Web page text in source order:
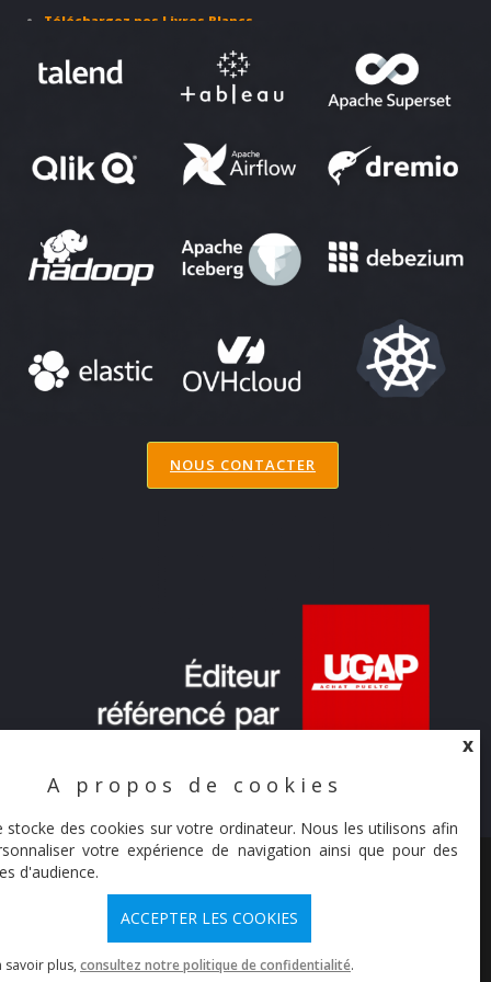
X
A propos de cookies
stocke des cookies sur votre ordinateur. Nous les utilisons afin
votre expérience de navigation ainsi que pour des
d'audience.
ACCEPTER LES COOKIES
savoir plus, consultez notre politique de confidentialité.
Téléchargez nos Livres Blancs
NOUS CONTACTER
© Synaltic 2026